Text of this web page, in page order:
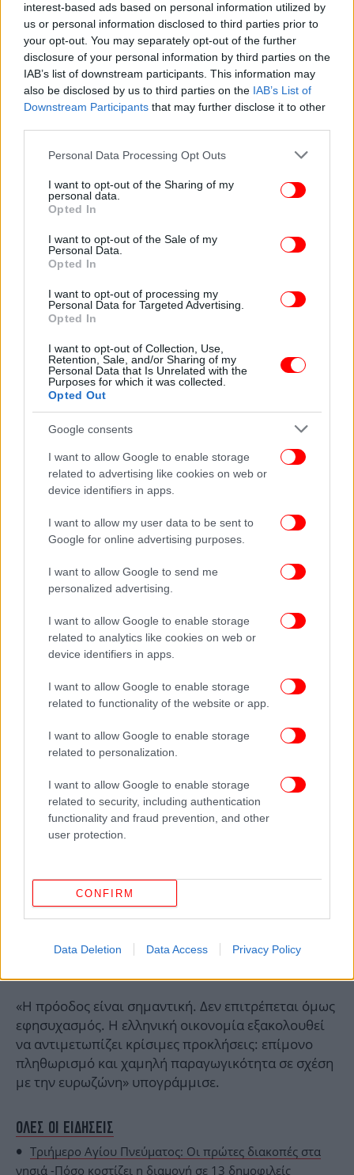
interest-based ads based on personal information utilized by
us or personal information disclosed to third parties prior to
your opt-out. You may separately opt-out of the further
disclosure of your personal information by third parties on the
IAB’s list of downstream participants. This information may
also be disclosed by us to third parties on the IAB’s List of
Downstream Participants that may further disclose it to other
Please note that this website/app uses one or more Google
not limited to your visit or usage behaviour. You may click to
grant or deny consent to Google and its third-party tags to
use your data for below specified purposes in below Google
consent section.
Personal Data Processing Opt Outs
I want to opt-out of the Sharing of my
personal data.
Opted In
I want to opt-out of the Sale of my
Personal Data.
Opted In
I want to opt-out of processing my
Personal Data for Targeted Advertising.
Opted In
I want to opt-out of Collection, Use,
Retention, Sale, and/or Sharing of my
Personal Data that Is Unrelated with the
Purposes for which it was collected.
Opted Out
Google consents
I want to allow Google to enable storage
related to advertising like cookies on web or
device identifiers in apps.
I want to allow my user data to be sent to
Google for online advertising purposes.
I want to allow Google to send me
personalized advertising.
I want to allow Google to enable storage
related to analytics like cookies on web or
device identifiers in apps.
I want to allow Google to enable storage
related to functionality of the website or app.
I want to allow Google to enable storage
related to personalization.
I want to allow Google to enable storage
related to security, including authentication
functionality and fraud prevention, and other
user protection.
CONFIRM
Data Deletion Data Access Privacy Policy
Ερωτηθείς από τον βουλευτή του ΠΑΣΟΚ Πάρι
Κουκολόπουλο για την CrediaBank, ο κεντρικός
τραπεζίτης αναφέρθηκε στην εξαιρετικά θετική
πορεία του πέμπτου τραπεζικού πόλου.
«Δεν θα μπορούσε να πάει καλύτερα. Πήραμε μια
κλείσει και την έχουμε κάνει σήμερα ένα βασικό
στοιχείο ανταγωνισμού στην ελληνική οικονομία.
Πηγαίνει, νομίζω, καλύτερα από κάθε προσδοκία
που θα μπορούσε να πάει και προσφέρει στην
οικονομία νέες υπηρεσίες, νέα προϊόντα
φθηνότερα, κερδίζει μερίδιο», είπε.
Στουρνάρας: Δεν επιτρέπεται εφησυχασμός, λόγω των
γεωπολιτικών εξελίξεων
Κατά την πρωτολογία του ο κεντρικός τραπεζίτης
ανέφερε πως διανύουμε μια περίοδο που οι
κίνδυνοι για την παγκόσμια και ευρωπαϊκή
οικονομία έχουν ενταθεί, κάτι που ενδέχεται να
μετριάσει τη δυναμική ανάπτυξης της ελληνικής
οικονομίας για το 2026, τονίζοντας ωστόσο πως οι
προοπτικές της παραμένουν θετικές.
«Η πρόοδος είναι σημαντική. Δεν επιτρέπεται όμως
εφησυχασμός. Η ελληνική οικονομία εξακολουθεί
να αντιμετωπίζει κρίσιμες προκλήσεις: επίμονο
πληθωρισμό και χαμηλή παραγωγικότητα σε σχέση
με την ευρωζώνη» υπογράμμισε.
ΟΛΕΣ ΟΙ ΕΙΔΗΣΕΙΣ
Τριήμερο Αγίου Πνεύματος: Οι πρώτες διακοπές στα
νησιά -Πόσο κοστίζει η διαμονή σε 13 δημοφιλείς